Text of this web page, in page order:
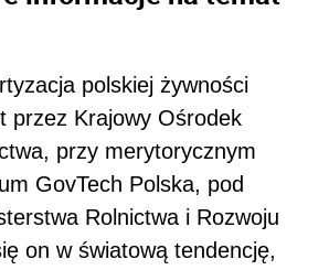
polskiej żywności
przez Krajowy Ośrodek
przy merytorycznym
GovTech Polska, pod
Rolnictwa i Rozwoju
on w światową tendencję,